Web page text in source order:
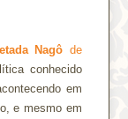
Nagô de
conhecido
em
e mesmo em